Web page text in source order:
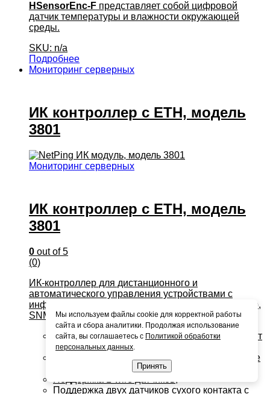
HSensorEnc-F представляет собой цифровой
датчик температуры и влажности окружающей
среды.
SKU: n/a
Подробнее
Мониторинг серверных
ИК контроллер с ETH, модель
3801
Мониторинг серверных
ИК контроллер с ETH, модель
3801
0 out of 5
(0)
ИК-контроллер для дистанционного и
автоматического управления устройствами с
инфракрасным интерфейсом по сети Ethernet (web,
SNMP, HTTP API).
Обучается от оригинального пульта ДУ, хранит
и воспроизводит до 32 IR-команд;
Компактный алюминиевый корпус на подвесе
Поддержка двух датчиков сухого контакта с
Мы используем файлы cookie для корректной работы
сайта и сбора аналитики. Продолжая использование
сайта, вы соглашаетесь с Политикой обработки
персональных данных.
Принять